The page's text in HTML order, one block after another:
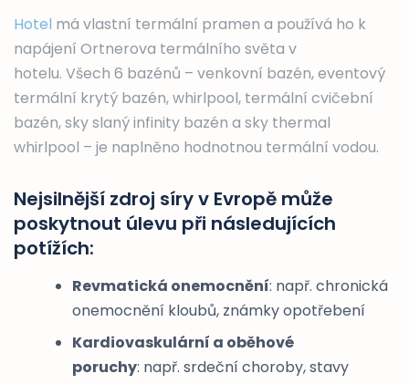
Hotel má vlastní termální pramen a používá ho k
napájení Ortnerova termálního světa v
hotelu. Všech 6 bazénů – venkovní bazén, eventový
termální krytý bazén, whirlpool, termální cvičební
bazén, sky slaný infinity bazén a sky thermal
whirlpool – je naplněno hodnotnou termální vodou.
Nejsilnější zdroj síry v Evropě může
poskytnout úlevu při následujících
potížích:
Revmatická onemocnění: např. chronická
onemocnění kloubů, známky opotřebení
Kardiovaskulární a oběhové
poruchy: např. srdeční choroby, stavy